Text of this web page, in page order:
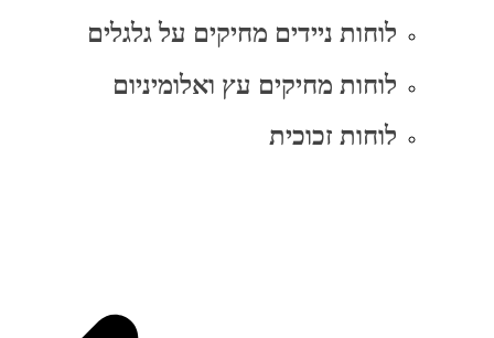
לוחות ניידים מחיקים על גלגלים
לוחות מחיקים עץ ואלומיניום
לוחות זכוכית